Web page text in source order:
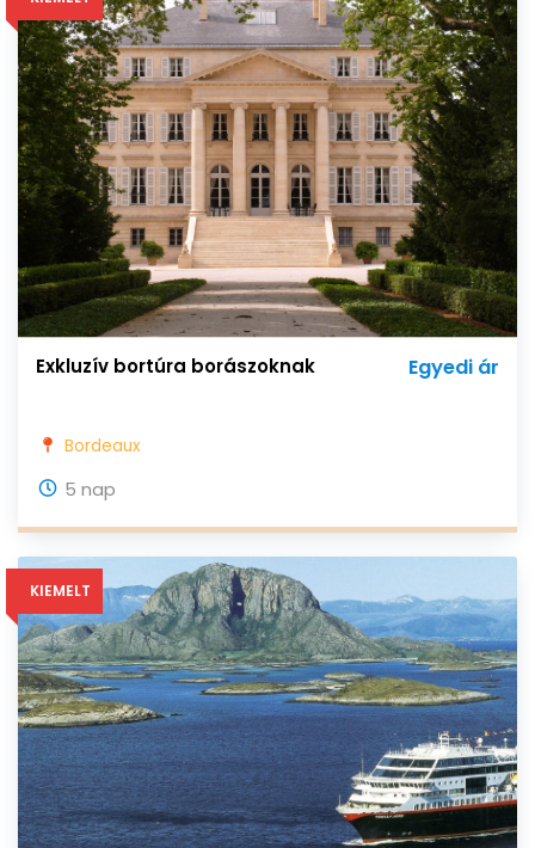
Exkluzív bortúra borászoknak Egyedi ár
Bordeaux
5 nap
KIEMELT